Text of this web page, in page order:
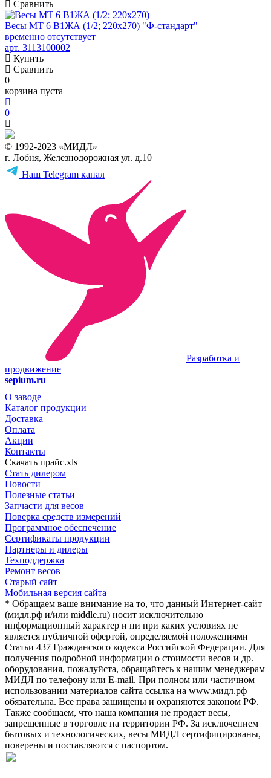
Сравнить
Весы МТ 6 В1ЖА (1/2; 220x270) "Ф-стандарт"
временно отсутствует
арт. 3113100002
Купить
Сравнить
0
корзина пуста
0
© 1992-2023 «МИДЛ»
г. Лобня, Железнодорожная ул. д.10
Наш Telegram канал
Разработка и
продвижение
sepium.ru
О заводе
Каталог продукции
Доставка
Оплата
Акции
Контакты
Скачать прайс.xls
Стать дилером
Новости
Полезные статьи
Запчасти для весов
Поверка средств измерений
Программное обеспечение
Сертификаты продукции
Партнеры и дилеры
Техподдержка
Ремонт весов
Старый сайт
Мобильная версия сайта
* Обращаем ваше внимание на то, что данный Интернет-сайт
(мидл.рф и/или middle.ru) носит исключительно
информационный характер и ни при каких условиях не
является публичной офертой, определяемой положениями
Статьи 437 Гражданского кодекса Российской Федерации. Для
получения подробной информации о стоимости весов и др.
оборудования, пожалуйста, обращайтесь к нашим менеджерам
МИДЛ по телефону или E-mail. При полном или частичном
использовании материалов сайта ссылка на www.мидл.рф
обязательна. Все права защищены и охраняются законом РФ.
Также сообщаем, что наша компания не продает весы,
запрещенные в торговле на территории РФ. За исключением
бытовых и технологических, весы МИДЛ сертифицированы,
поверены и поставляются с паспортом.